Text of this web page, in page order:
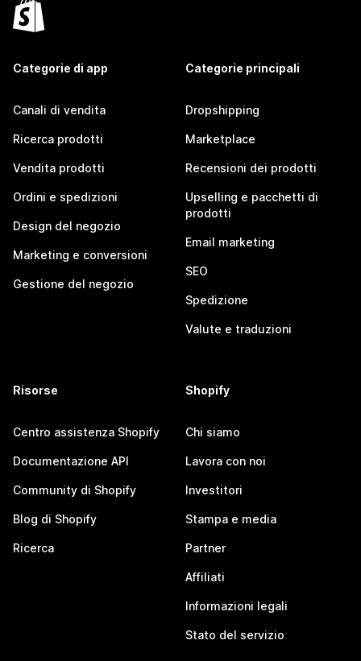
Categorie di app
Canali di vendita
Ricerca prodotti
Vendita prodotti
Ordini e spedizioni
Design del negozio
Marketing e conversioni
Gestione del negozio
Categorie principali
Dropshipping
Marketplace
Recensioni dei prodotti
Upselling e pacchetti di
prodotti
Email marketing
SEO
Spedizione
Valute e traduzioni
Risorse
Centro assistenza Shopify
Documentazione API
Community di Shopify
Blog di Shopify
Ricerca
Shopify
Chi siamo
Lavora con noi
Investitori
Stampa e media
Partner
Affiliati
Informazioni legali
Stato del servizio